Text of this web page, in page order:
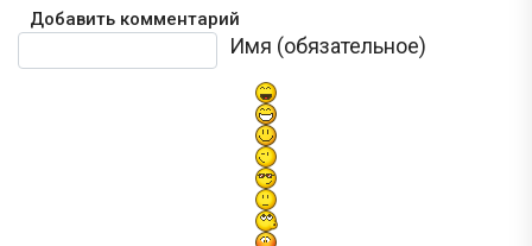
Добавить комментарий
Имя (обязательное)